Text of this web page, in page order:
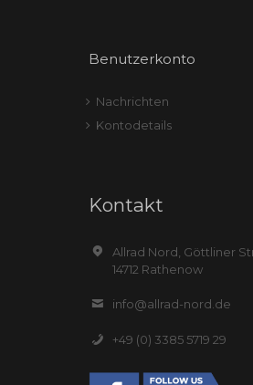
Benutzerkonto
Nachrichten
Kontodetails
Kontakt
Allrad Nord, Göttliner
14712 Rathenow
info@allrad-nord.de
+49 (0) 3385 5719 29